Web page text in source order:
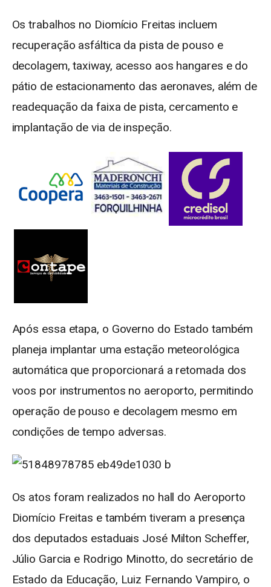
Os trabalhos no Diomício Freitas incluem
recuperação asfáltica da pista de pouso e
decolagem, taxiway, acesso aos hangares e do
pátio de estacionamento das aeronaves, além de
readequação da faixa de pista, cercamento e
implantação de via de inspeção.
Após essa etapa, o Governo do Estado também
planeja implantar uma estação meteorológica
automática que proporcionará a retomada dos
voos por instrumentos no aeroporto, permitindo
operação de pouso e decolagem mesmo em
condições de tempo adversas.
Os atos foram realizados no hall do Aeroporto
Diomício Freitas e também tiveram a presença
dos deputados estaduais José Milton Scheffer,
Júlio Garcia e Rodrigo Minotto, do secretário de
Estado da Educação, Luiz Fernando Vampiro, o